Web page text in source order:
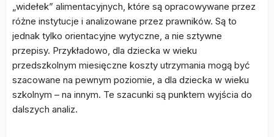
„widełek” alimentacyjnych, które są opracowywane przez
różne instytucje i analizowane przez prawników. Są to
jednak tylko orientacyjne wytyczne, a nie sztywne
przepisy. Przykładowo, dla dziecka w wieku
przedszkolnym miesięczne koszty utrzymania mogą być
szacowane na pewnym poziomie, a dla dziecka w wieku
szkolnym – na innym. Te szacunki są punktem wyjścia do
dalszych analiz.